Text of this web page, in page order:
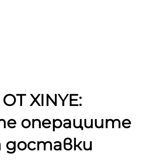
XINYE:
операциите
доставки